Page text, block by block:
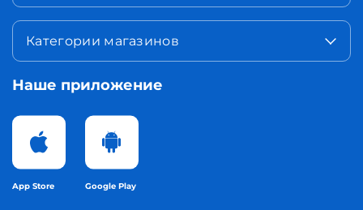
Категории магазинов
Наше приложение
App Store Google Play